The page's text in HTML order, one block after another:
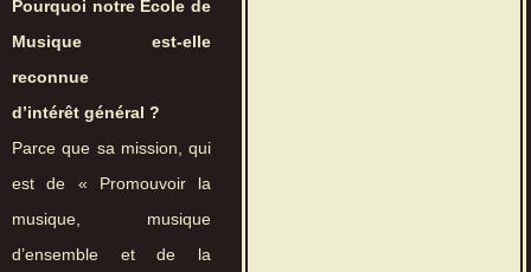
Pourquoi notre Ecole de
Musique est-elle
reconnue
d’intérêt général ?
Parce que sa mission, qui
est de « Promouvoir la
musique, musique
d’ensemble et de la